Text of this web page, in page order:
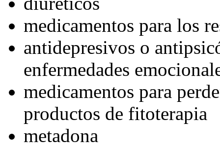
medicamentos para los
antidepresivos o
enfermedades
medicamentos para
productos de fitoterapia
metadona